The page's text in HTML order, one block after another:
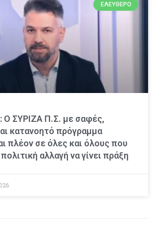
ΕΛΕΎΘΕΡΟ
Ο ΣΥΡΙΖΑ Π.Σ. με σαφές,
κατανοητό πρόγραμμα
πλέον σε όλες και όλους που
αλλαγή να γίνει πράξη